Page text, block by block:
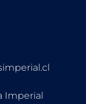
Imperial